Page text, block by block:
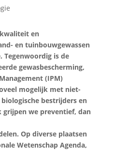
en
en tuinbouwgewassen
Tegenwoordig is de
gewasbescherming,
(IPM)
mogelijk met niet-
bestrijders en
we preventief, dan
Op diverse plaatsen
Wetenschap Agenda,